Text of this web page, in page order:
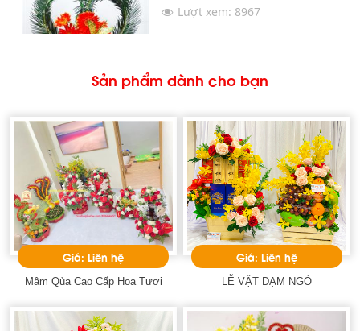
Lượt xem: 8967
Sản phẩm dành cho bạn
Giá: Liên hệ
Mâm Qủa Cao Cấp Hoa Tươi
Giá: Liên hệ
LỄ VẬT DẠM NGỎ